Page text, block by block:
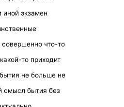
иной экзамен
что-то
то приходит
не больше не
смысл бытия без